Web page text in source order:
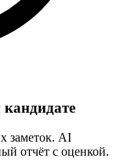
заметок. AI
отчёт с оценкой.